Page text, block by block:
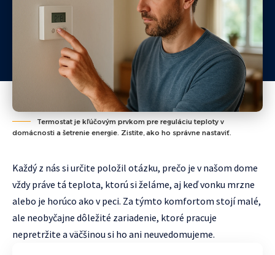
Termostat je kľúčovým prvkom pre reguláciu teploty v
domácnosti a šetrenie energie. Zistite, ako ho správne nastaviť.
Každý z nás si určite položil otázku, prečo je v našom dome
vždy práve tá teplota, ktorú si želáme, aj keď vonku mrzne
alebo je horúco ako v peci. Za týmto komfortom stojí malé,
ale neobyčajne dôležité zariadenie, ktoré pracuje
nepretržite a väčšinou si ho ani neuvedomujeme.